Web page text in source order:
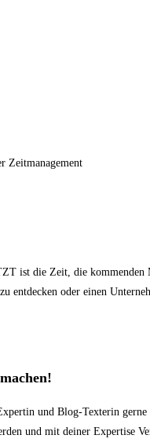
Zeitmanagement
ist die Zeit, die
entdecken oder einen
und Blog-Texterin
und mit deiner Expertise